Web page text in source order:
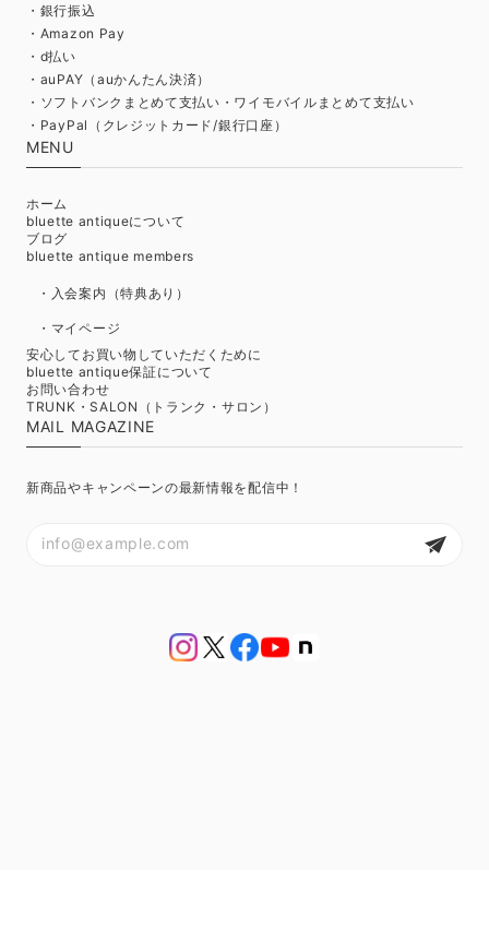
・銀行振込
・Amazon Pay
・d払い
・auPAY（auかんたん決済）
・ソフトバンクまとめて支払い・ワイモバイルまとめて支払い
・PayPal（クレジットカード/銀行口座）
MENU
ホーム
bluette antiqueについて
ブログ
bluette antique members
・入会案内（特典あり）
・マイページ
安心してお買い物していただくために
bluette antique保証について
お問い合わせ
TRUNK・SALON（トランク・サロン）
MAIL MAGAZINE
新商品やキャンペーンの最新情報を配信中！